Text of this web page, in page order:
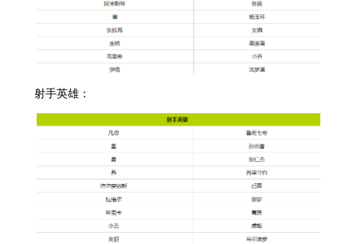
射手英雄：